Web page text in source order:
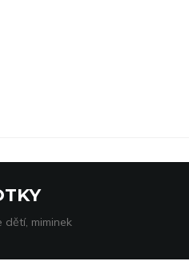
dětí, miminek